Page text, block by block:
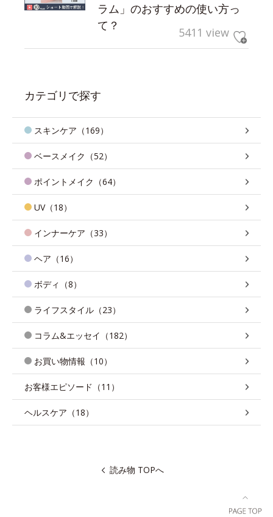
ラム」のおすすめの使い方っ
て？
5411 view
カテゴリで探す
スキンケア（169）
ベースメイク（52）
ポイントメイク（64）
UV（18）
インナーケア（33）
ヘア（16）
ボディ（8）
ライフスタイル（23）
コラム&エッセイ（182）
お買い物情報（10）
お客様エピソード（11）
ヘルスケア（18）
読み物 TOPへ